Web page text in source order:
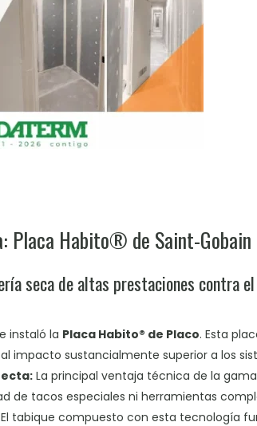
Placa Habito® de Saint-Gobain
seca de altas prestaciones contra
instaló la Placa Habito® de Placo. Esta
impacto sustancialmente superior a los
La principal ventaja técnica de la
de tacos especiales ni herramientas
El tabique compuesto con esta tecnología